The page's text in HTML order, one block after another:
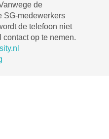
de
SG-medewerkers
de telefoon niet
op te nemen.